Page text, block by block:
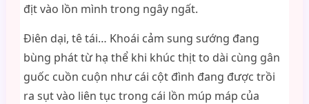
địt vào lồn mình trong ngây ngất.
Điên dại, tê tái… Khoái cảm sung sướng đang
bùng phát từ hạ thể khi khúc thịt to dài cùng gân
guốc cuồn cuộn như cái cột đình đang được trồi
ra sụt vào liên tục trong cái lồn múp máp của